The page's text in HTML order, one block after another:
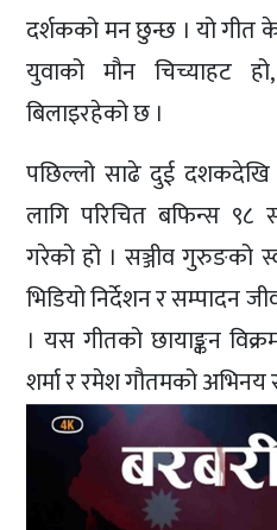
दर्शकको मन छुन्छ । यो गीत
युवाको मौन चिच्याहट
बिलाइरहेको छ ।
पछिल्लो साढे दुई दशकदेखि
लागि परिचित बफिन्स ९८
गरेको हो । सञ्जीव गुरुङको
भिडियो निर्देशन र सम्पादन
। यस गीतको छायाङ्कन
शर्मा र रमेश गौतमको अभिनय